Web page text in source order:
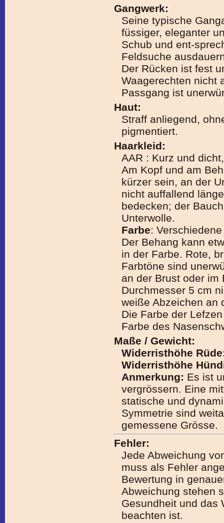
Gangwerk:
Seine typische
füssiger, eleganter
Schub und ent-
Feldsuche
Der Rücken ist fest
Waagerechten nicht
Passgang ist
Haut:
Straff anliegend,
pigmentiert.
Haarkleid:
AAR : Kurz und
Am Kopf und am
kürzer sein, an der
nicht auffallend
bedecken; der
Unterwolle.
Farbe:
Der Behang kann
in der Farbe. Rote,
Farbtöne sind
an der Brust oder im
Durchmesser 5 cm
weiße Abzeichen an
Die Farbe der
Farbe des
Maße / Gewicht:
Widerristhöhe
Widerristhöhe
Anmerkung: Es ist
vergrössern. Eine
statische und
Symmetrie sind
gemessene Grösse.
Fehler:
Jede Abweichung
muss als Fehler
Bewertung in
Abweichung stehen
Gesundheit und das
beachten ist.